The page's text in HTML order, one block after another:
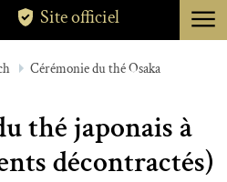
TOKYO
À PROPOS
ANNULATION
Site officiel menu
Cérémonie du thé Osaka
thé japonais à
décontractés)